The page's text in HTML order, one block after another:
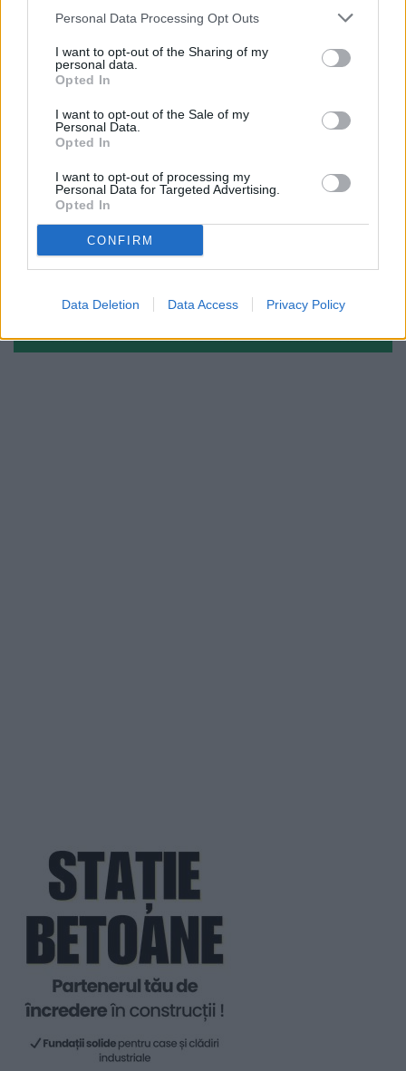
Personal Data Processing Opt Outs
I want to opt-out of the Sharing of my
personal data.
Opted In
I want to opt-out of the Sale of my
Personal Data.
Opted In
I want to opt-out of processing my
Personal Data for Targeted Advertising.
Opted In
CONFIRM
Data Deletion Data Access Privacy Policy